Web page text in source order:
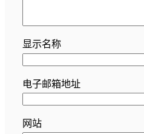
显示名称
电子邮箱地址
网站